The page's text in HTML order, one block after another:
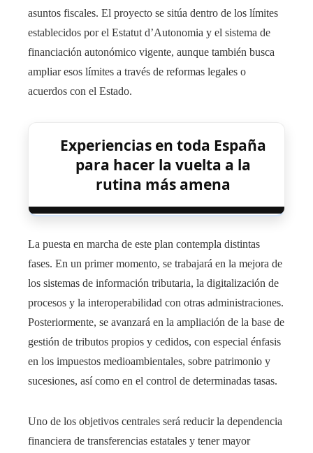
asuntos fiscales. El proyecto se sitúa dentro de los límites
establecidos por el Estatut d’Autonomia y el sistema de
financiación autonómico vigente, aunque también busca
ampliar esos límites a través de reformas legales o
acuerdos con el Estado.
Experiencias en toda España
para hacer la vuelta a la
rutina más amena
La puesta en marcha de este plan contempla distintas
fases. En un primer momento, se trabajará en la mejora de
los sistemas de información tributaria, la digitalización de
procesos y la interoperabilidad con otras administraciones.
Posteriormente, se avanzará en la ampliación de la base de
gestión de tributos propios y cedidos, con especial énfasis
en los impuestos medioambientales, sobre patrimonio y
sucesiones, así como en el control de determinadas tasas.
Uno de los objetivos centrales será reducir la dependencia
financiera de transferencias estatales y tener mayor